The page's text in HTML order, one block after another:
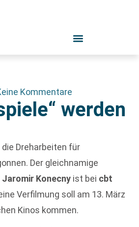
Kommentare
werden
Dreharbeiten für
Der gleichnamige
Jaromir Konecny ist bei cbt
Verfilmung soll am 13. März
Kinos kommen.